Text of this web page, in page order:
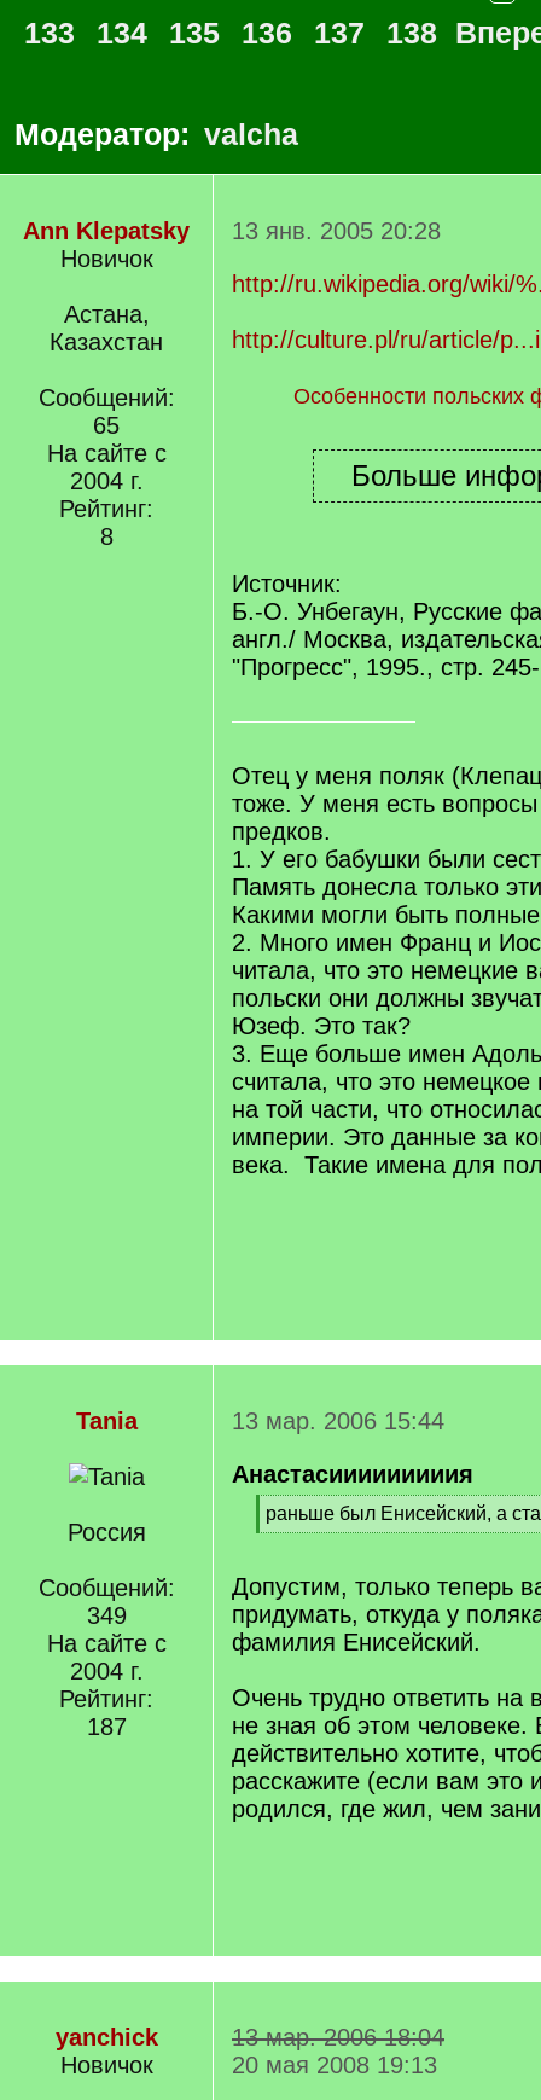
133
134 135 136 137 138
Модератор: valcha
Ann Klepatsky
Новичок
Астана,
Казахстан
Сообщений:
65
На сайте с
2004 г.
Рейтинг:
8
13 янв. 2005 20:28
http://ru.wikipedia.org/wiki/
http://culture.pl/ru/article/
Особенности польских
Источник:
Б.-О. Унбегаун, Русские
англ./ Москва,
"Прогресс", 1995., стр.
Отец у меня поляк
тоже. У меня есть
предков.
1. У его бабушки были
Память донесла только
Какими могли быть
2. Много имен Франц и
читала, что это немецкие
польски они должны
Юзеф. Это так?
3. Еще больше имен
считала, что это
на той части, что
империи. Это данные за
века. Такие имена для
Tania
Россия
Сообщений:
349
На сайте с
2004 г.
Рейтинг:
187
13 мар. 2006 15:44
Анастасииииииииия
[
q
раньше был Енисейский, а
[
q
]
Допустим, только теперь
придумать, откуда у
фамилия Енисейский.
Очень трудно ответить на
не зная об этом человеке.
действительно хотите,
расскажите (если вам это
родился, где жил, чем
yanchick
Новичок
13 мар. 2006 18:04
20 мая 2008 19:13